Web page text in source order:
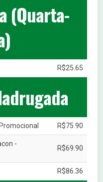
(Quarta-
R$25.65
R$75.90
-
R$69.90
R$86.36